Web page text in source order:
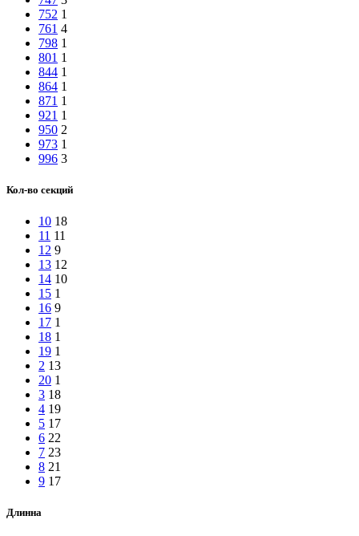
752 1
761 4
798 1
801 1
844 1
864 1
871 1
921 1
950 2
973 1
996 3
Кол-во секций
10 18
11 11
12 9
13 12
14 10
15 1
16 9
17 1
18 1
19 1
2 13
20 1
3 18
4 19
5 17
6 22
7 23
8 21
9 17
Длинна